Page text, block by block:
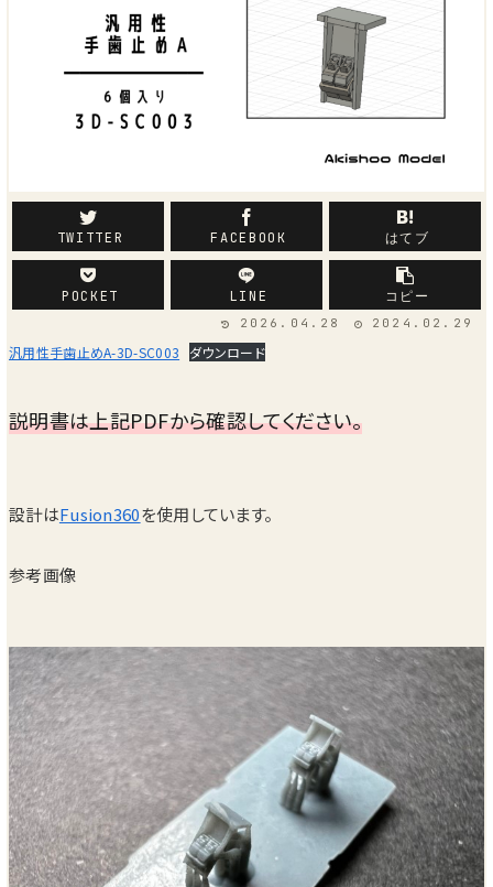
TWITTER FACEBOOK はてブ
POCKET LINE コピー
2026.04.28 2024.02.29
汎用性手歯止めA-3D-SC003 ダウンロード
説明書は上記PDFから確認してください。
設計はFusion360を使用しています。
参考画像